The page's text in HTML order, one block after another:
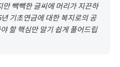
빽빽한 글씨에 머리가 지끈하
기초연금에 대한 복지로의 공
할 핵심만 알기 쉽게 풀어드립